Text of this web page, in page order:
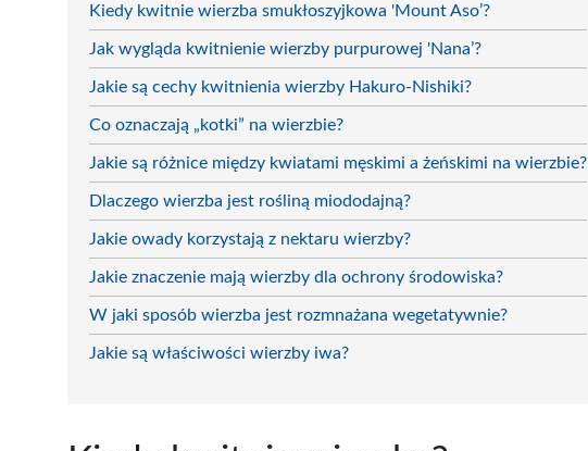
Kiedy kwitnie wierzba smukłoszyjkowa 'Mount Aso’?
Jak wygląda kwitnienie wierzby purpurowej 'Nana’?
Jakie są cechy kwitnienia wierzby Hakuro-Nishiki?
Co oznaczają „kotki” na wierzbie?
Jakie są różnice między kwiatami męskimi a żeńskimi na wierzbie?
Dlaczego wierzba jest rośliną miododajną?
Jakie owady korzystają z nektaru wierzby?
Jakie znaczenie mają wierzby dla ochrony środowiska?
W jaki sposób wierzba jest rozmnażana wegetatywnie?
Jakie są właściwości wierzby iwa?